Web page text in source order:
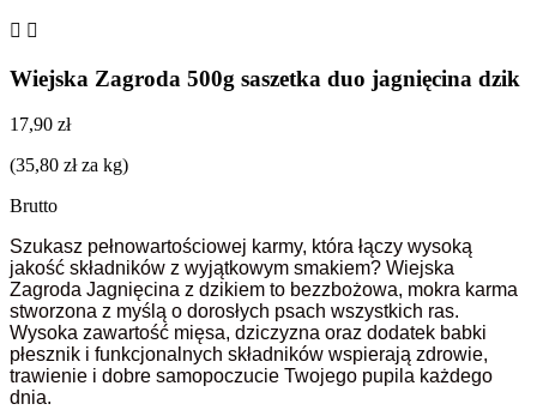
 
Wiejska Zagroda 500g saszetka duo jagnięcina dzik
17,90 zł
(35,80 zł za kg)
Brutto
Szukasz pełnowartościowej karmy, która łączy wysoką
jakość składników z wyjątkowym smakiem? Wiejska
Zagroda Jagnięcina z dzikiem to bezzbożowa, mokra karma
stworzona z myślą o dorosłych psach wszystkich ras.
Wysoka zawartość mięsa, dziczyzna oraz dodatek babki
płesznik i funkcjonalnych składników wspierają zdrowie,
trawienie i dobre samopoczucie Twojego pupila każdego
dnia.